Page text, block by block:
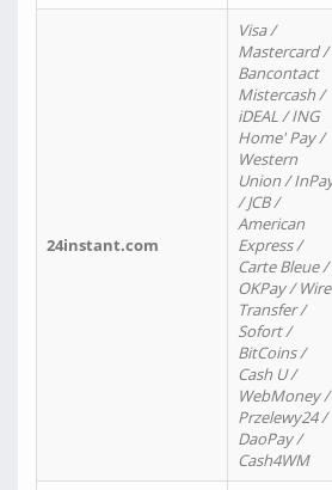
24instant.com
Visa /
Mastercard /
Bancontact
Mistercash /
iDEAL / ING
Home' Pay /
Western
Union /
/ JCB /
American
Express /
Carte Bleue /
OKPay / Wire
Transfer /
Sofort /
BitCoins /
Cash U /
WebMoney /
Przelewy24 /
DaoPay /
Cash4WM